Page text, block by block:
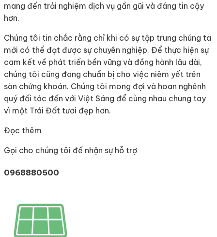
mang đến trải nghiệm dịch vụ gần gũi và đáng tin cậy
hơn.
Chúng tôi tin chắc rằng chỉ khi có sự tập trung chúng ta
mới có thể đạt được sự chuyên nghiệp. Để thực hiện sự
cam kết về phát triển bền vững và đồng hành lâu dài,
chúng tôi cũng đang chuẩn bị cho việc niêm yết trên
sàn chứng khoán. Chúng tôi mong đợi và hoan nghênh
quý đối tác đến với Việt Sáng để cùng nhau chung tay
vì một Trái Đất tươi đẹp hơn.
Đọc thêm
Gọi cho chúng tôi để nhận sự hỗ trợ
0968880500